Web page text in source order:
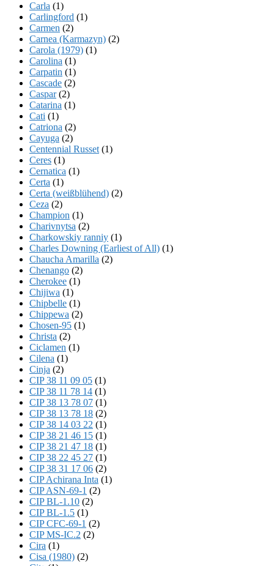
Carla (1)
Carlingford (1)
Carmen (2)
Carnea (Karmazyn) (2)
Carola (1979) (1)
Carolina (1)
Carpatin (1)
Cascade (2)
Caspar(2)
Catarina (1)
Cati (1)
Catriona (2)
Cayuga (2)
Centennial Russet (1)
Ceres (1)
Cernatica (1)
Certa (1)
Certa (weißblühend) (2)
Ceza (2)
Champion (1)
Charivnytsa (2)
Charkowskiy ranniy (1)
Charles Downing (Earliest of All) (1)
Chaucha Amarilla (2)
Chenango (2)
Cherokee (1)
Chijiwa (1)
Chipbelle (1)
Chippewa (2)
Chosen-95 (1)
Christa (2)
Ciclamen (1)
Cilena (1)
Cinja (2)
CIP 38 11 09 05 (1)
CIP 38 11 78 14 (1)
CIP 38 13 78 07 (1)
CIP 38 13 78 18 (2)
CIP 38 14 03 22 (1)
CIP 38 21 46 15 (1)
CIP 38 21 47 18 (1)
CIP 38 22 45 27 (1)
CIP 38 31 17 06 (2)
CIP Achirana Inta (1)
CIP ASN-69-1 (2)
CIP BL-1.10 (2)
CIP BL-1.5 (1)
CIP CFC-69-1 (2)
CIP MS-IC.2 (2)
Cira (1)
Cisa (1980) (2)